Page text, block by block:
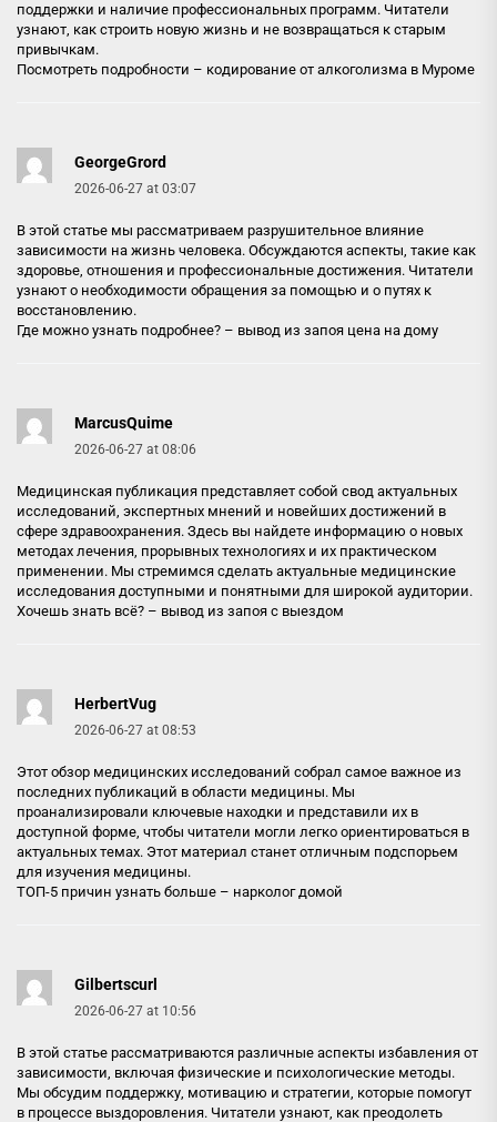
поддержки и наличие профессиональных программ. Читатели
узнают, как строить новую жизнь и не возвращаться к старым
привычкам.
Посмотреть подробности – кодирование от алкоголизма в Муроме
GeorgeGrord
2026-06-27 at 03:07
В этой статье мы рассматриваем разрушительное влияние
зависимости на жизнь человека. Обсуждаются аспекты, такие как
здоровье, отношения и профессиональные достижения. Читатели
узнают о необходимости обращения за помощью и о путях к
восстановлению.
Где можно узнать подробнее? – вывод из запоя цена на дому
MarcusQuime
2026-06-27 at 08:06
Медицинская публикация представляет собой свод актуальных
исследований, экспертных мнений и новейших достижений в
сфере здравоохранения. Здесь вы найдете информацию о новых
методах лечения, прорывных технологиях и их практическом
применении. Мы стремимся сделать актуальные медицинские
исследования доступными и понятными для широкой аудитории.
Хочешь знать всё? – вывод из запоя с выездом
HerbertVug
2026-06-27 at 08:53
Этот обзор медицинских исследований собрал самое важное из
последних публикаций в области медицины. Мы
проанализировали ключевые находки и представили их в
доступной форме, чтобы читатели могли легко ориентироваться в
актуальных темах. Этот материал станет отличным подспорьем
для изучения медицины.
ТОП-5 причин узнать больше – нарколог домой
Gilbertscurl
2026-06-27 at 10:56
В этой статье рассматриваются различные аспекты избавления от
зависимости, включая физические и психологические методы.
Мы обсудим поддержку, мотивацию и стратегии, которые помогут
в процессе выздоровления. Читатели узнают, как преодолеть